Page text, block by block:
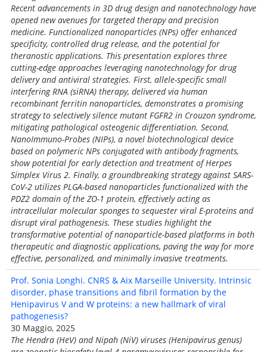
Recent advancements in 3D drug design and nanotechnology have
opened new avenues for targeted therapy and precision
medicine. Functionalized nanoparticles (NPs) offer enhanced
specificity, controlled drug release, and the potential for
theranostic applications. This presentation explores three
cutting-edge approaches leveraging nanotechnology for drug
delivery and antiviral strategies. First, allele-specific small
interfering RNA (siRNA) therapy, delivered via human
recombinant ferritin nanoparticles, demonstrates a promising
strategy to selectively silence mutant FGFR2 in Crouzon syndrome,
mitigating pathological osteogenic differentiation. Second,
NanoImmuno-Probes (NIPs), a novel biotechnological device
based on polymeric NPs conjugated with antibody fragments,
show potential for early detection and treatment of Herpes
Simplex Virus 2. Finally, a groundbreaking strategy against SARS-
CoV-2 utilizes PLGA-based nanoparticles functionalized with the
PDZ2 domain of the ZO-1 protein, effectively acting as
intracellular molecular sponges to sequester viral E-proteins and
disrupt viral pathogenesis. These studies highlight the
transformative potential of nanoparticle-based platforms in both
therapeutic and diagnostic applications, paving the way for more
effective, personalized, and minimally invasive treatments.
Prof. Sonia Longhi. CNRS & Aix Marseille University. Intrinsic
disorder, phase transitions and fibril formation by the
Henipavirus V and W proteins: a new hallmark of viral
pathogenesis?
30 Maggio, 2025
The Hendra (HeV) and Nipah (NiV) viruses (Henipavirus genus)